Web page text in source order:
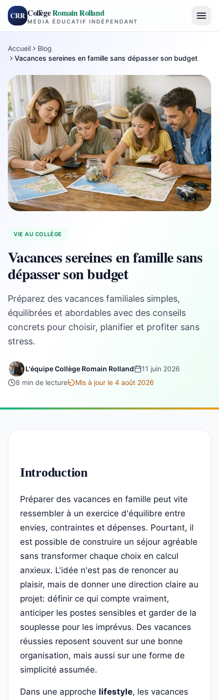
CRR CollègeRomain Rolland
MÉDIA ÉDUCATIF INDÉPENDANT
Accueil
Blog
Vacances sereines en famille sans dépasser son budget
VIE AU COLLÈGE
Vacances sereines en famille sans
dépasser son budget
Préparez des vacances familiales simples,
équilibrées et abordables avec des conseils
concrets pour choisir, planifier et profiter sans
stress.
L'équipe Collège Romain Rolland
11 juin 2026
8 min de lecture
Mis à jour le 4 août 2026
Introduction
Préparer des vacances en famille peut vite
ressembler à un exercice d'équilibre entre
envies, contraintes et dépenses. Pourtant, il
est possible de construire un séjour agréable
sans transformer chaque choix en calcul
anxieux. L'idée n'est pas de renoncer au
plaisir, mais de donner une direction claire au
projet: définir ce qui compte vraiment,
anticiper les postes sensibles et garder de la
souplesse pour les imprévus. Des vacances
réussies reposent souvent sur une bonne
organisation, mais aussi sur une forme de
simplicité assumée.
Dans une approche lifestyle, les vacances